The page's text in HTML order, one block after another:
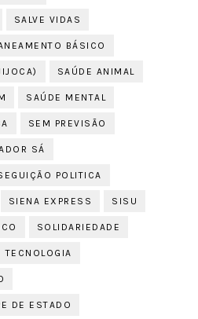
SALVE VIDAS
BÁSICO
SAÚDE ANIMAL
SAÚDE MENTAL
SEM PREVISÃO
SÁ
POLITICA
SIENA EXPRESS SISU
SOLIDARIEDADE
TECNOLOGIA
DE ESTADO